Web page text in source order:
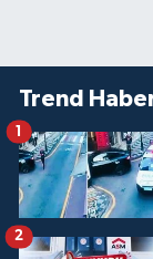
Trend
1
2